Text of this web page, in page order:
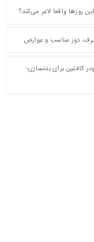
روزها واقعا لاغر می‌کند؟
دوز مناسب و عوارض
کافئین برای بدنسازی؛